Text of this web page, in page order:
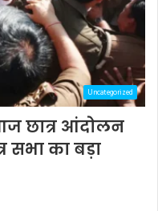
Uncategorized
छात्र आंदोलन
सभा का बड़ा